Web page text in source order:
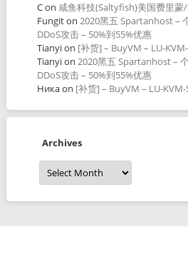
Con 咸鱼科技(Saltyfish)美国费里蒙
Fungiton 2020黑五 Spartanhost –
DDoS攻击 – 50%到55%优惠
Tianyion [补货] – BuyVM – LU-
Tianyion 2020黑五 Spartanhost –
DDoS攻击 – 50%到55%优惠
Никаon [补货] – BuyVM – LU-KVM-
Archives
Archives